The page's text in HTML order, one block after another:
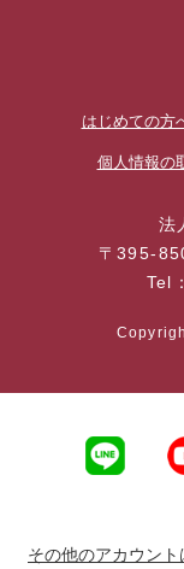
はじめての方
個人情報の
法
〒395-
Tel
その他のアカウント